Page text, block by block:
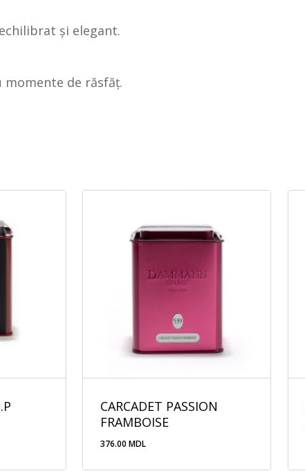
și elegant.
momente de răsfăț.
CARCADET PASSION
FRAMBOISE
376.00MDL